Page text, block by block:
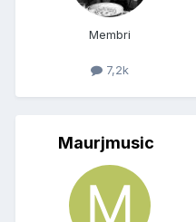
Membri
7,2k
Maurjmusic